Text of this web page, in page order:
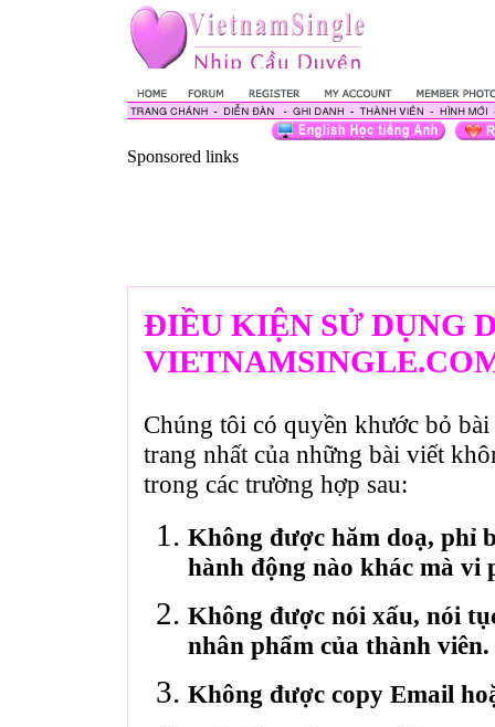
Sponsored links
ĐIỀU KIỆN SỬ DỤNG
Chúng tôi có quyền khước bỏ
trang nhất của những bài viết
trong các trường hợp sau:
Không được hăm doạ, phỉ
hành động nào khác mà vi
Không được nói xấu, nói
nhân phẩm của thành viên.
Không được copy Email